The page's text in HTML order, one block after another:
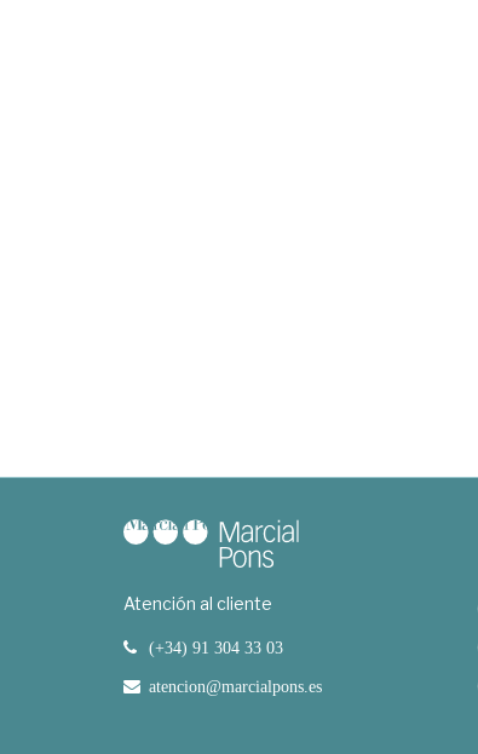
Atención al cliente
(+34) 91 304 33 03
atencion@marcialpons.es